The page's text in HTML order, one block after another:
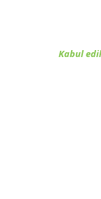
Kabul